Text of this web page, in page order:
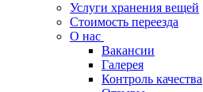
Услуги хранения вещей
Стоимость переезда
О нас
Вакансии
Галерея
Контроль качества